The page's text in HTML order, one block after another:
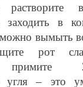
растворите
заходить в
вымыть
рот
примите
угля – это